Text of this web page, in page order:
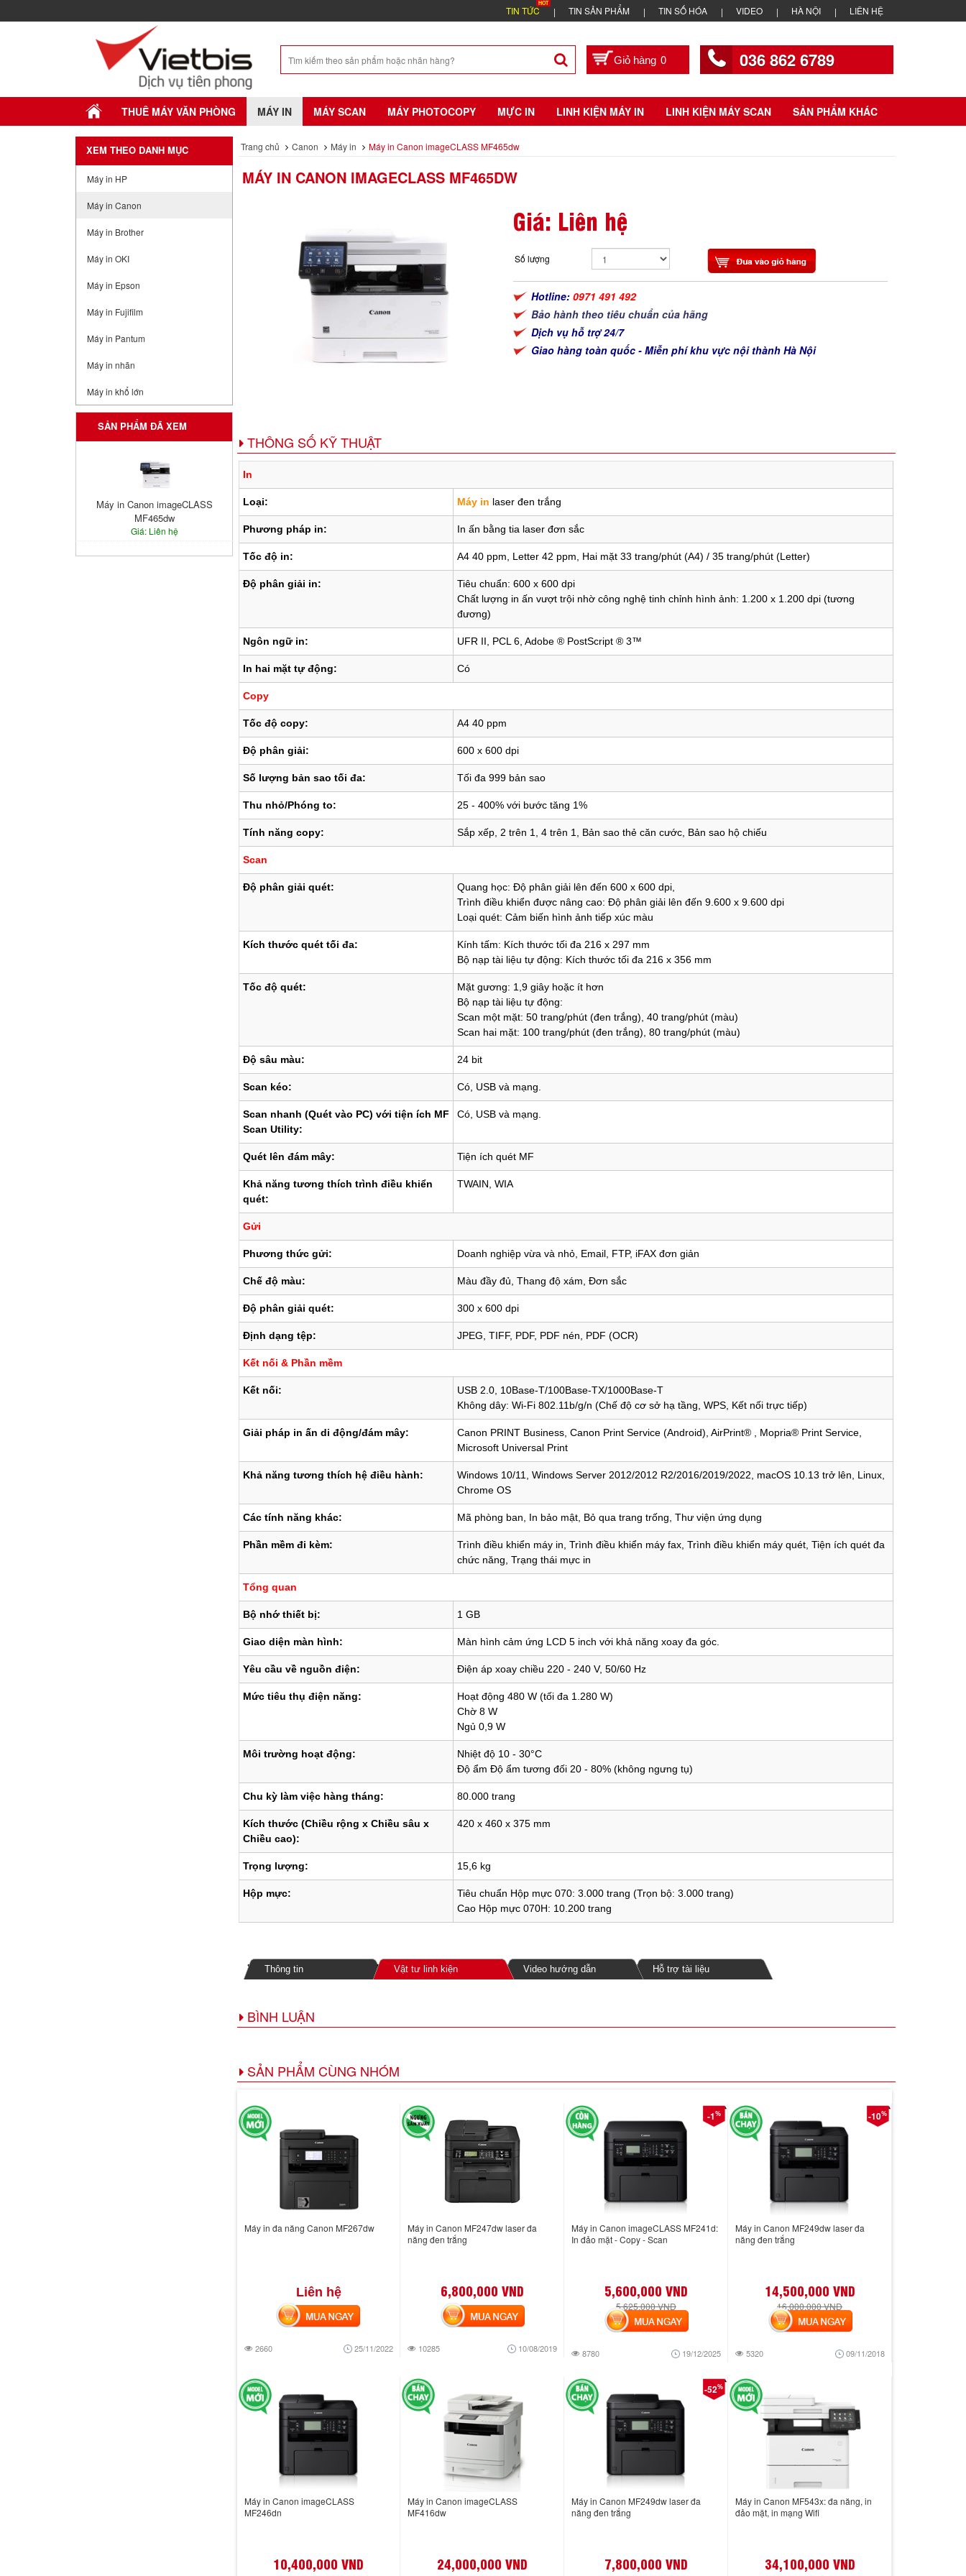
TIN TỨC TIN SẢN PHẨM TIN SỐ HÓA VIDEO HÀ NỘI LIÊN HỆ
0 036 862 6789
THUÊ MÁY VĂN PHÒNG MÁY IN MÁY SCAN MÁY PHOTOCOPY MỰC IN LINH KIỆN MÁY IN LINH KIỆN MÁY SCAN SẢN PHẨM KHÁC
XEM THEO DANH MỤC
Máy in HP
Máy in Canon
Máy in Brother
Máy in OKI
Máy in Epson
Máy in Fujifilm
Máy in Pantum
Máy in nhãn
Máy in khổ lớn
SẢN PHẨM ĐÃ XEM
Máy in Canon imageCLASS
MF465dw
Giá: Liên hệ
Trang chủ Canon Máy in Máy in Canon imageCLASS MF465dw
MÁY IN CANON IMAGECLASS MF465DW
Giá: Liên hệ
Số lượng
Hotline:0971 491 492
Bảo hành theo tiêu chuẩn của hãng
Dịch vụ hỗ trợ 24/7
Giao hàng toàn quốc - Miễn phí khu vực nội thành Hà Nội
THÔNG SỐ KỸ THUẬT
In
Loại: Máy in laser đen trắng
Phương pháp in: In ấn bằng tia laser đơn sắc
Tốc độ in: A4 40 ppm, Letter 42 ppm, Hai mặt 33 trang/phút (A4) / 35 trang/phút (Letter)
Độ phân giải in:
Tiêu chuẩn: 600 x 600 dpi
Chất lượng in ấn vượt trội nhờ công nghệ tinh chỉnh hình ảnh: 1.200 x 1.200 dpi (tương
đương)
Ngôn ngữ in: UFR II, PCL 6, Adobe ® PostScript ® 3™
In hai mặt tự động: Có
Copy
Tốc độ copy: A4 40 ppm
Độ phân giải: 600 x 600 dpi
Số lượng bản sao tối đa: Tối đa 999 bản sao
Thu nhỏ/Phóng to: 25 - 400% với bước tăng 1%
Tính năng copy: Sắp xếp, 2 trên 1, 4 trên 1, Bản sao thẻ căn cước, Bản sao hộ chiếu
Scan
Độ phân giải quét: Quang học: Độ phân giải lên đến 600 x 600 dpi,
Trình điều khiển được nâng cao: Độ phân giải lên đến 9.600 x 9.600 dpi
Loại quét: Cảm biến hình ảnh tiếp xúc màu
Kích thước quét tối đa: Kính tấm: Kích thước tối đa 216 x 297 mm
Bộ nạp tài liệu tự động: Kích thước tối đa 216 x 356 mm
Tốc độ quét: Mặt gương: 1,9 giây hoặc ít hơn
Bộ nạp tài liệu tự động:
Scan một mặt: 50 trang/phút (đen trắng), 40 trang/phút (màu)
Scan hai mặt: 100 trang/phút (đen trắng), 80 trang/phút (màu)
Độ sâu màu: 24 bit
Scan kéo: Có, USB và mạng.
Scan nhanh (Quét vào PC) với tiện ích MF
Scan Utility:
Có, USB và mạng.
Quét lên đám mây: Tiện ích quét MF
Khả năng tương thích trình điều khiển
quét:
TWAIN, WIA
Gửi
Phương thức gửi: Doanh nghiệp vừa và nhỏ, Email, FTP, iFAX đơn giản
Chế độ màu: Màu đầy đủ, Thang độ xám, Đơn sắc
Độ phân giải quét: 300 x 600 dpi
Định dạng tệp: JPEG, TIFF, PDF, PDF nén, PDF (OCR)
Kết nối & Phần mềm
Kết nối:
USB 2.0, 10Base-T/100Base-TX/1000Base-T
Không dây: Wi-Fi 802.11b/g/n (Chế độ cơ sở hạ tầng, WPS, Kết nối trực tiếp)
Giải pháp in ấn di động/đám mây:
Canon PRINT Business, Canon Print Service (Android), AirPrint® , Mopria® Print Service,
Microsoft Universal Print
Khả năng tương thích hệ điều hành:
Windows 10/11, Windows Server 2012/2012 R2/2016/2019/2022, macOS 10.13 trở lên, Linux,
Chrome OS
Các tính năng khác: Mã phòng ban, In bảo mật, Bỏ qua trang trống, Thư viện ứng dụng
Phần mềm đi kèm:
Trình điều khiển máy in, Trình điều khiển máy fax, Trình điều khiển máy quét, Tiện ích quét đa
chức năng, Trạng thái mực in
Tổng quan
Bộ nhớ thiết bị: 1 GB
Giao diện màn hình: Màn hình cảm ứng LCD 5 inch với khả năng xoay đa góc.
Yêu cầu về nguồn điện: Điện áp xoay chiều 220 - 240 V, 50/60 Hz
Mức tiêu thụ điện năng:
Hoạt động 480 W (tối đa 1.280 W)
Chờ 8 W
Ngủ 0,9 W
Môi trường hoạt động:
Nhiệt độ 10 - 30°C
Độ ẩm Độ ẩm tương đối 20 - 80% (không ngưng tụ)
Chu kỳ làm việc hàng tháng: 80.000 trang
Kích thước (Chiều rộng x Chiều sâu x
Chiều cao):
420 x 460 x 375 mm
Trọng lượng: 15,6 kg
Hộp mực:
Tiêu chuẩn Hộp mực 070: 3.000 trang (Trọn bộ: 3.000 trang)
Cao Hộp mực 070H: 10.200 trang
Thông tin Vật tư linh kiện Video hướng dẫn Hỗ trợ tài liệu
BÌNH LUẬN
SẢN PHẨM CÙNG NHÓM
Máy in đa năng Canon MF267dw
Liên hệ
2660 25/11/2022
MUA NGAY
Máy in Canon MF247dw laser đa
năng đen trắng
6,800,000 VND
10285 10/08/2019
MUA NGAY
-1%
Máy in Canon imageCLASS MF241d:
In đảo mặt - Copy - Scan
5,600,000 VND
5,625,000 VND
8780 19/12/2025
MUA NGAY
-10%
Máy in Canon MF249dw laser đa
năng đen trắng
14,500,000 VND
16,000,000 VND
5320 09/11/2018
MUA NGAY
Máy in Canon imageCLASS
MF246dn
10,400,000 VND
Máy in Canon imageCLASS
MF416dw
24,000,000 VND
-52%
Máy in Canon MF249dw laser đa
năng đen trắng
7,800,000 VND
Máy in Canon MF543x: đa năng, in
đảo mặt, in mạng Wifi
34,100,000 VND